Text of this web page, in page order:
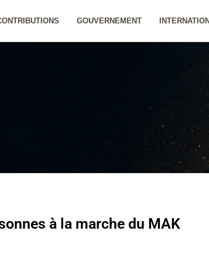
GOUVERNEMENT
à la marche du MAK